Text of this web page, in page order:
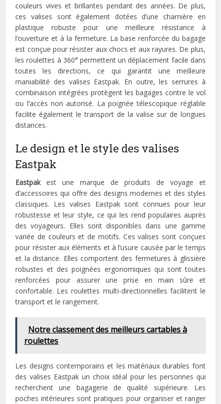
couleurs vives et brillantes pendant des années. De plus,
ces valises sont également dotées d’une charnière en
plastique robuste pour une meilleure résistance à
l’ouverture et à la fermeture. La base renforcée du bagage
est conçue pour résister aux chocs et aux rayures. De plus,
les roulettes à 360° permettent un déplacement facile dans
toutes les directions, ce qui garantit une meilleure
maniabilité des valises Eastpak. En outre, les serrures à
combinaison intégrées protègent les bagages contre le vol
ou l’accès non autorisé. La poignée télescopique réglable
facilite également le transport de la valise sur de longues
distances.
Le design et le style des valises
Eastpak
Eastpakest une marque de produits de voyage et
d’accessoires qui offre des designs modernes et des styles
classiques. Les valises Eastpak sont connues pour leur
robustesse et leur style, ce qui les rend populaires auprès
des voyageurs. Elles sont disponibles dans une gamme
variée de couleurs et de motifs. Ces valises sont conçues
pour résister aux éléments et à l’usure causée par le temps
et la distance. Elles comportent des fermetures à glissière
robustes et des poignées ergonomiques qui sont toutes
renforcées pour assurer une prise en main sûre et
confortable. Les roulettes multi-directionnelles facilitent le
transport et le rangement.
Notre classement des meilleurs cartables à
roulettes
Les designs contemporains et les matériaux durables font
des valises Eastpak un choix idéal pour les personnes qui
recherchent une bagagerie de qualité supérieure. Les
poches intérieures sont pratiques pour organiser et ranger